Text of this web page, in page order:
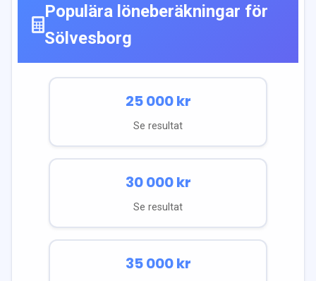
Populära löneberäkningar för
Sölvesborg
25 000kr
Se resultat
30 000kr
Se resultat
35 000kr